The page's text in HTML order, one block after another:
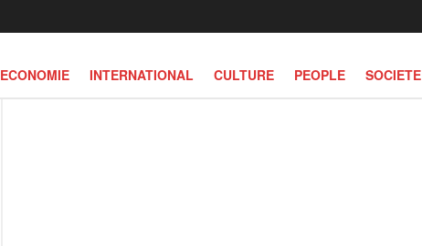
ECONOMIE INTERNATIONAL CULTURE PEOPLE SOCIETE